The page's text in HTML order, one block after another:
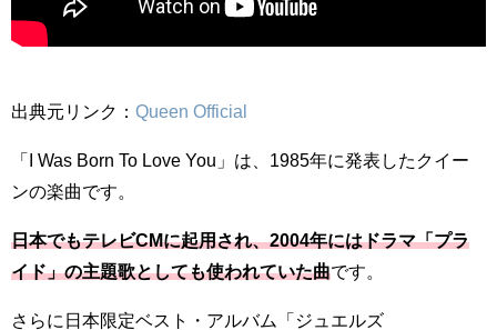
出典元リンク： Queen Official
「I Was Born To Love You」は、1985年に発表したクイー
ンの楽曲です。
日本でもテレビCMに起用され、2004年にはドラマ「プラ
イド」の主題歌としても使われていた曲です。
さらに日本限定ベスト・アルバム「ジュエルズ